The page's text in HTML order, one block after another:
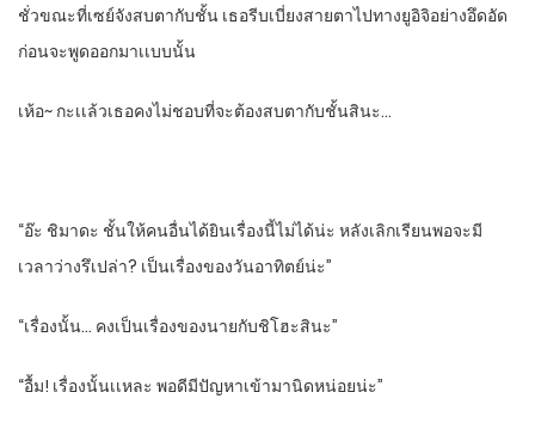
ชั่วขณะที่เซย์จังสบตากับชั้น​ เธอรีบเบี่ยงสายตาไปทางยูอิจิอย่างอึดอัด
ก่อนจะพูดออกมาเเบบนั้น
เห้อ~ กะเเล้วเธอคงไม่ชอบที่จะต้องสบตากับชั้นสินะ…
“อ๊ะ​ ชิมาดะ​ ชั้นให้คนอื่นได้ยินเรื่องนี้ไม่ได้น่ะ​ หลังเลิกเรียนพอจะมี
เวลาว่างรึเปล่า? เป็นเรื่องของวันอาทิตย์น่ะ”
“เรื่องนั้น… คงเป็นเรื่องของนายกับชิโฮะสินะ”
“อื้ม! เรื่องนั้นเเหละ​ พอดีมีปัญหาเข้ามานิดหน่อยน่ะ”